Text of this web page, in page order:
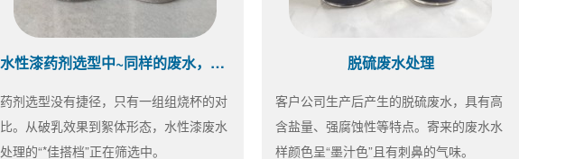
水性漆药剂选型中~同样的废水，不同的效果
药剂选型没有捷径，只有一组组烧杯的对
比。从破乳效果到絮体形态，水性漆废水
处理的“*佳搭档”正在筛选中。
脱硫废水处理
客户公司生产后产生的脱硫废水，具有高
含盐量、强腐蚀性等特点。寄来的废水水
样颜色呈“墨汁色”且有刺鼻的气味。